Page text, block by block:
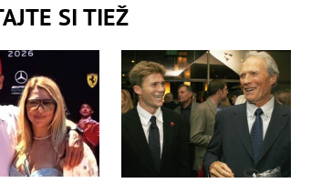
SI TIEŽ